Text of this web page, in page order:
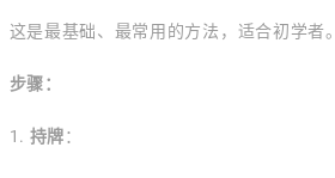
这是最基础、最常用的方法，适合初学者。
步骤：
1. 持牌：